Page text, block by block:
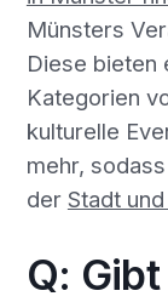
Münsters
Diese bieten
Kategorien
kulturelle
mehr,
der Stadt
Q: